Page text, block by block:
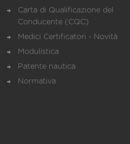
Carta di Qualificazione del
Conducente (CQC)
Medici Certificatori - Novità
Modulistica
Patente nautica
Normativa